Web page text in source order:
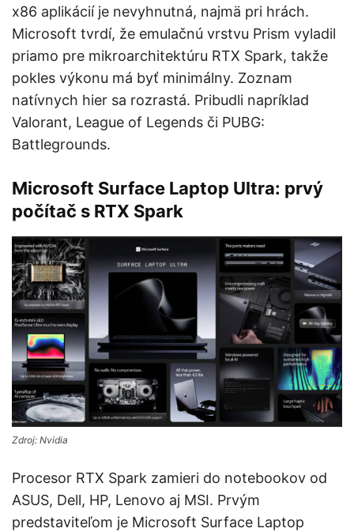
x86 aplikácií je nevyhnutná, najmä pri hrách.
Microsoft tvrdí, že emulačnú vrstvu Prism vyladil
priamo pre mikroarchitektúru RTX Spark, takže
pokles výkonu má byť minimálny. Zoznam
natívnych hier sa rozrastá. Pribudli napríklad
Valorant, League of Legends či PUBG:
Battlegrounds.
Microsoft Surface Laptop Ultra: prvý
počítač s RTX Spark
Zdroj: Nvidia
Procesor RTX Spark zamieri do notebookov od
ASUS, Dell, HP, Lenovo aj MSI. Prvým
predstaviteľom je Microsoft Surface Laptop